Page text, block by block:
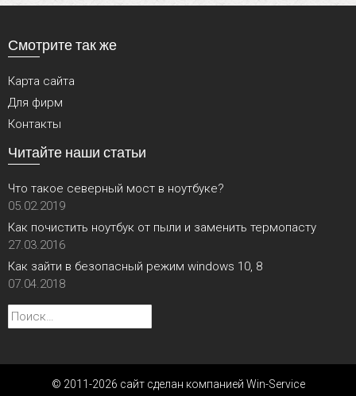
Смотрите так же
Карта сайта
Для фирм
Контакты
Читайте наши статьи
Что такое северный мост в ноутбуке?
05.02.2019
Как почистить ноутбук от пыли и заменить термопасту
27.03.2016
Как зайти в безопасный режим windows 10, 8
07.04.2018
Найти:
© 2011-2026 сайт сделан компанией Win-Service